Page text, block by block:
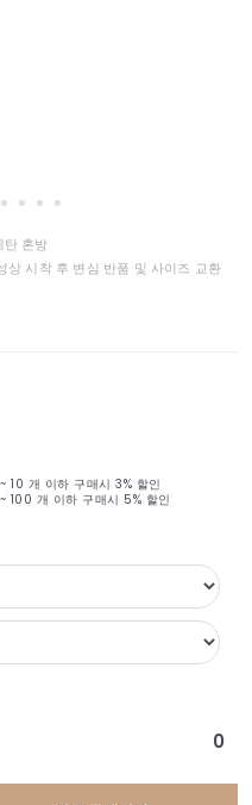
혼방
시착 후 변심 반품 및 사이즈 교환
10 개 이하 구매시 3% 할인
100 개 이하 구매시 5% 할인
0